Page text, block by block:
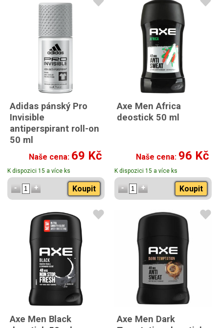
Adidas pánský Pro
Invisible
antiperspirant roll-on
50 ml
Naše cena: 69 Kč
K dispozici 15 a více ks
Koupit
Axe Men Africa
deostick 50 ml
Naše cena: 96 Kč
K dispozici 15 a více ks
Koupit
Axe Men Black
Axe Men Dark